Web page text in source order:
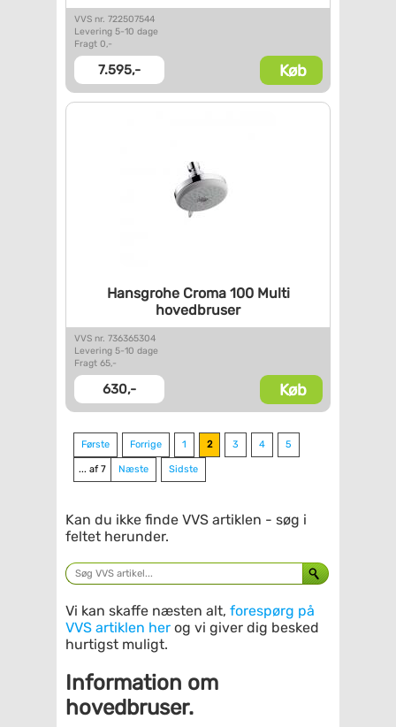
VVS nr. 722507544
Levering 5-10 dage
Fragt 0,-
7.595,- Køb
Hansgrohe Croma 100 Multi
hovedbruser
VVS nr. 736365304
Levering 5-10 dage
Fragt 65,-
630,- Køb
Første Forrige 1 2 3 4 5
... af 7 Næste Sidste
Kan du ikke finde VVS artiklen - søg i
feltet herunder.
Vi kan skaffe næsten alt, forespørg på
VVS artiklen her og vi giver dig besked
hurtigst muligt.
Information om
hovedbruser.